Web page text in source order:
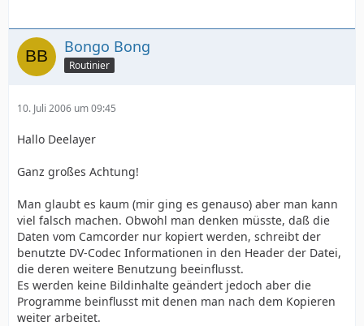
Bongo Bong
Routinier
10. Juli 2006 um 09:45
Hallo Deelayer
Ganz großes Achtung!
Man glaubt es kaum (mir ging es genauso) aber man kann
viel falsch machen. Obwohl man denken müsste, daß die
Daten vom Camcorder nur kopiert werden, schreibt der
benutzte DV-Codec Informationen in den Header der Datei,
die deren weitere Benutzung beeinflusst.
Es werden keine Bildinhalte geändert jedoch aber die
Programme beinflusst mit denen man nach dem Kopieren
weiter arbeitet.